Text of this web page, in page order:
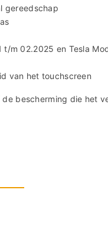
gereedschap
t/m 02.2025 en Tesla
van het touchscreen
bescherming die het